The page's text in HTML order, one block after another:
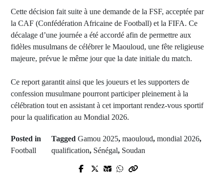
Cette décision fait suite à une demande de la FSF, acceptée par
la CAF (Confédération Africaine de Football) et la FIFA. Ce
décalage d’une journée a été accordé afin de permettre aux
fidèles musulmans de célébrer le Maouloud, une fête religieuse
majeure, prévue le même jour que la date initiale du match.
Ce report garantit ainsi que les joueurs et les supporters de
confession musulmane pourront participer pleinement à la
célébration tout en assistant à cet important rendez-vous sportif
pour la qualification au Mondial 2026.
Posted in
Football
Tagged Gamou 2025, maouloud, mondial 2026,
qualification, Sénégal, Soudan
Prev Post
Next Post